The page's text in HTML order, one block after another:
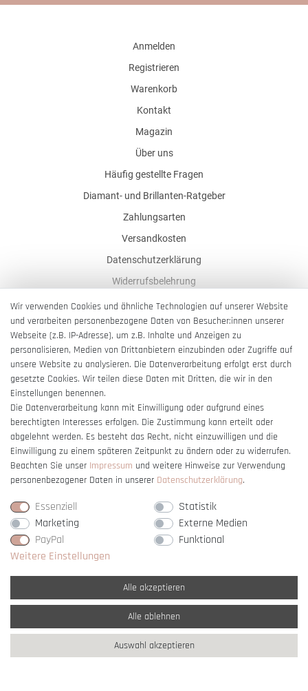
Anmelden
Registrieren
Warenkorb
Kontakt
Magazin
Über uns
Häufig gestellte Fragen
Diamant- und Brillanten-Ratgeber
Zahlungsarten
Versandkosten
Datenschutzerklärung
Widerrufsbelehrung
AGB
Impressum
Barrierefreiheitserklärung
Vertrag widerrufen
* Alle Preise verstehen sich inkl. gesetzl. MwSt. undzzgl. Versandkosten
** Nur innerhalb Deutschlands© copyright 2007-2026 Schmuck Krone / Alle
Rechte vorbehalten / powered bycreateyourtemplate
Wir verwenden Cookies und ähnliche Technologien auf unserer Website
und verarbeiten personenbezogene Daten von Besucher:innen unserer
Webseite (z.B. IP-Adresse), um z.B. Inhalte und Anzeigen zu
personalisieren, Medien von Drittanbietern einzubinden oder Zugriffe auf
unsere Website zu analysieren. Die Datenverarbeitung erfolgt erst durch
gesetzte Cookies. Wir teilen diese Daten mit Dritten, die wir in den
Einstellungen benennen.
Die Datenverarbeitung kann mit Einwilligung oder aufgrund eines
berechtigten Interesses erfolgen. Die Zustimmung kann erteilt oder
abgelehnt werden. Es besteht das Recht, nicht einzuwilligen und die
Einwilligung zu einem späteren Zeitpunkt zu ändern oder zu widerrufen.
Beachten Sie unser Impressum und weitere Hinweise zur Verwendung
personenbezogener Daten in unserer Daten­schutz­erklärung.
Essenziell
Statistik
Marketing
Externe Medien
PayPal
Funktional
Weitere Einstellungen
Alle akzeptieren
Alle ablehnen
Auswahl akzeptieren